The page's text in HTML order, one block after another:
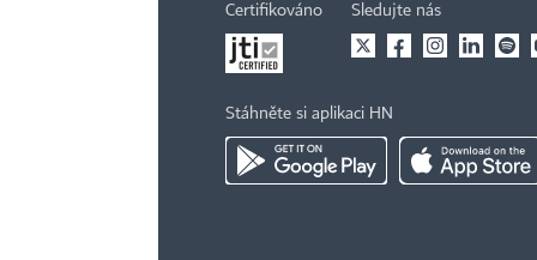
Certifikováno Sledujte nás
Stáhněte si aplikaci HN